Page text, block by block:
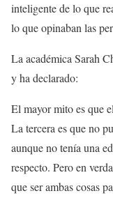
inteligente de lo que
lo que opinaban las
La académica Sarah
y ha declarado:
El mayor mito es que
La tercera es que no
aunque no tenía una
respecto. Pero en
que ser ambas cosas